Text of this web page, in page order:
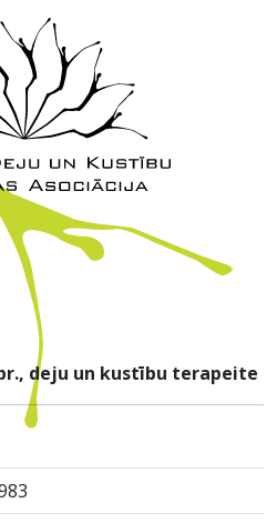
deju un kustību terapeite